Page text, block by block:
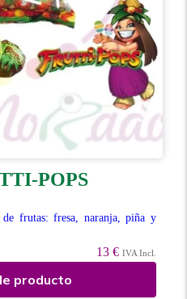
POPS
frutas: fresa, naranja, piña y
13 € IVA Incl.
producto